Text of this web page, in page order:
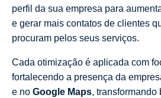
perfil da sua empresa para
e gerar mais contatos de clientes
procuram pelos seus serviços.
Cada otimização é aplicada com
fortalecendo a presença da
e no Google Maps, transformando